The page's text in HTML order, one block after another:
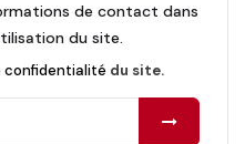
de contact dans
du site.
confidentialité du site.